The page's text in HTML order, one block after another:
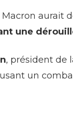
Macron
une
, président de
un